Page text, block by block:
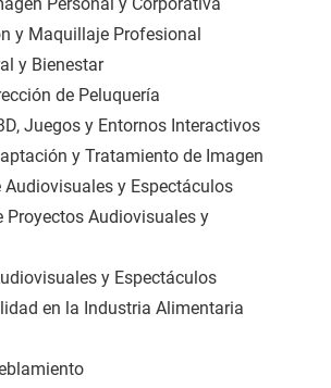
y Maquillaje Profesional
y Bienestar
de Peluquería
Juegos y Entornos Interactivos
y Tratamiento de Imagen
Audiovisuales y Espectáculos
Proyectos Audiovisuales y
y Espectáculos
en la Industria Alimentaria